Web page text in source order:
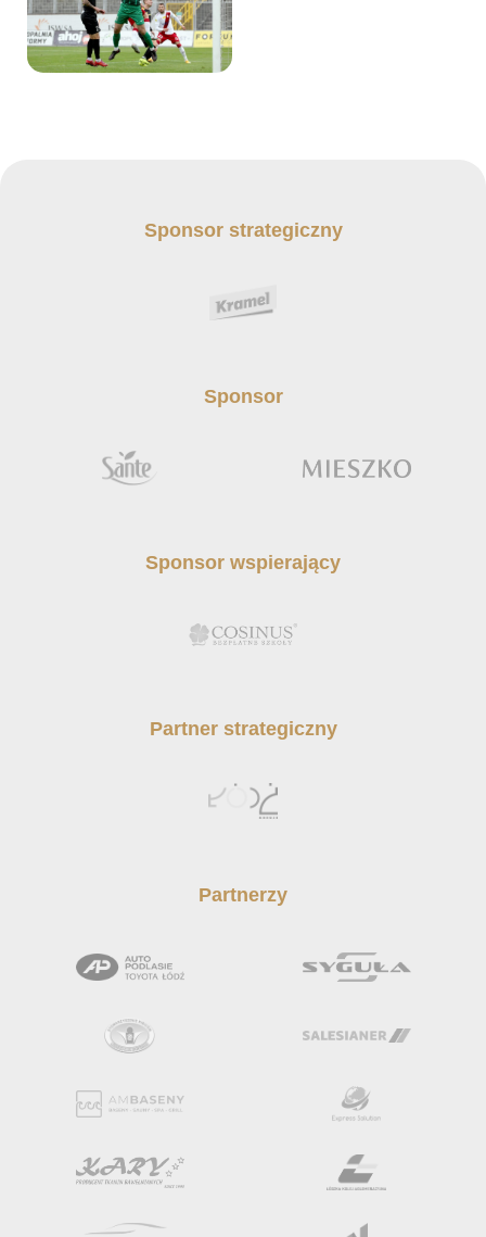
Sponsor strategiczny
Sponsor
Sponsor wspierający
Partner strategiczny
Partnerzy